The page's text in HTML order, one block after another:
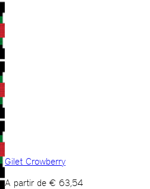
Gilet Crowberry
A partir de € 63,54